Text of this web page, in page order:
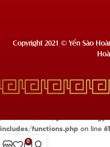
Copyright 2021 © Yến Sào
Deprecated: Hàm
includes/functions.php on line
0